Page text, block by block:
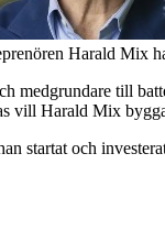
Harald Mix
medgrundare till
vill Harald Mix
startat och